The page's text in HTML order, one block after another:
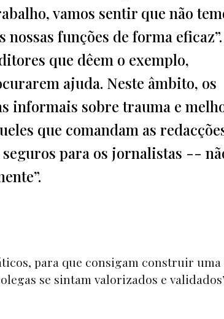
vamos sentir que não
funções de forma eficaz”.
que dêem o exemplo,
ajuda. Neste âmbito, os
informais sobre trauma e
que comandam as
para os jornalistas --
para que consigam construir uma
se sintam valorizados e